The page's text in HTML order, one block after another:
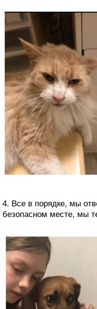
4. Все в порядке, мы
безопасном месте, мы